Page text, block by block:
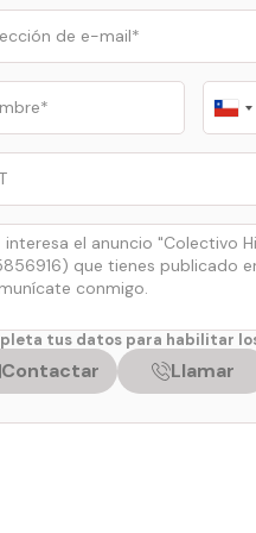
Chile
+56
tus datos para habilitar
Contactar Llamar